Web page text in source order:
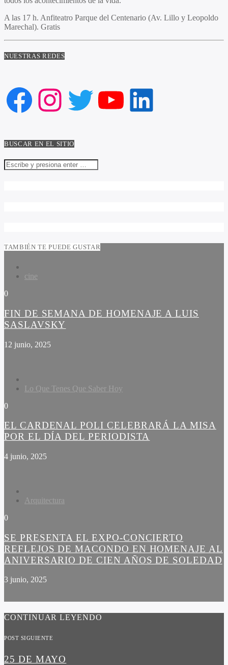
A las 17 h. Anfiteatro Parque del Centenario (Av. Lillo y Leopoldo
Marechal). Gratis
NUESTRAS REDES
Facebook
Instagram
Twitter
YouTube
LinkedIn
BUSCAR EN EL SITIO
TAMBIÉN TE PUEDE GUSTAR
cine
0
FIN DE SEMANA DE HOMENAJE A LUIS
SASLAVSKY
12 junio, 2025
Lo Que Tenes Que Saber Hoy
0
EL CARDENAL POLI CELEBRARÁ LA MISA
POR EL DÍA DEL PERIODISTA
4 junio, 2025
Arquitectura
0
SE PRESENTA EL EXPO-CONCIERTO
REFLEJOS DE MACONDO EN HOMENAJE AL
ANIVERSARIO DE CIEN AÑOS DE SOLEDAD
3 junio, 2025
CONTINUAR LEYENDO
POST SIGUIENTE
25 DE MAYO